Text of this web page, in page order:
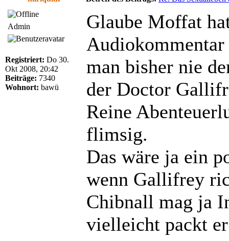
Admin
Registriert: Do 30.
Okt 2008, 20:42
Beiträge: 7340
Wohnort: bawü
Glaube Moffat
Audiokommentar
man bisher nie
der Doctor
Reine
flimsig.
Das wäre ja ein
wenn Gallifrey
Chibnall mag ja
vielleicht packt